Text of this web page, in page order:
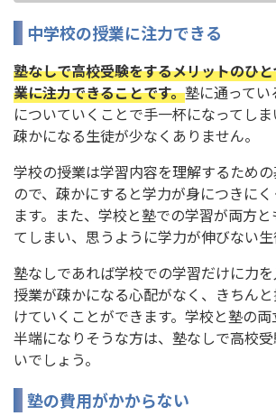
中学校の授業に注力できる
塾なしで高校受験をするメリットのひ
業に注力できることです。塾に通って
についていくことで手一杯になってし
疎かになる生徒が少なくありません。
学校の授業は学習内容を理解するため
ので、疎かにすると学力が身につきに
ます。また、学校と塾での学習が両方
てしまい、思うように学力が伸びない生
塾なしであれば学校での学習だけに力を
授業が疎かになる心配がなく、きちん
けていくことができます。学校と塾の
半端になりそうな方は、塾なしで高校
いでしょう。
塾の費用がかからない